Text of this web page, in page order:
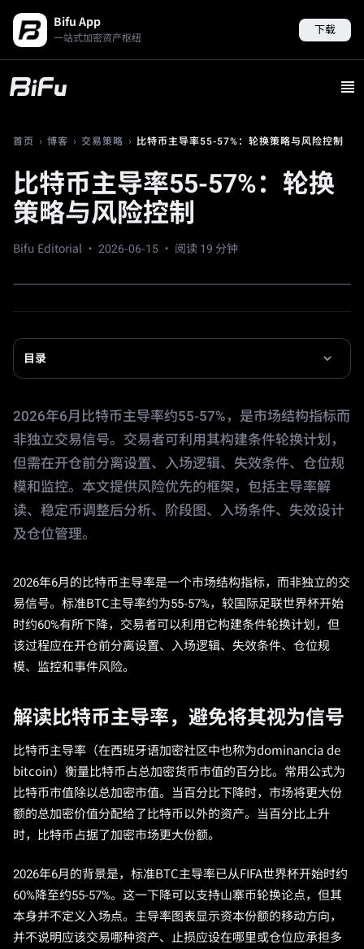
Bifu App
一站式加密资产枢纽
下载
首页 › 博客 › 交易策略 › 比特币主导率55-57%：轮换策略与风险控制
比特币主导率55-57%：轮换
策略与风险控制
Bifu Editorial · 2026-06-15 · 阅读 19 分钟
目录
2026年6月比特币主导率约55-57%，是市场结构指标而
非独立交易信号。交易者可利用其构建条件轮换计划，
但需在开仓前分离设置、入场逻辑、失效条件、仓位规
模和监控。本文提供风险优先的框架，包括主导率解
读、稳定币调整后分析、阶段图、入场条件、失效设计
及仓位管理。
2026年6月的比特币主导率是一个市场结构指标，而非独立的交
易信号。标准BTC主导率约为55-57%，较国际足联世界杯开始
时约60%有所下降，交易者可以利用它构建条件轮换计划，但
该过程应在开仓前分离设置、入场逻辑、失效条件、仓位规
模、监控和事件风险。
解读比特币主导率，避免将其视为信号
比特币主导率（在西班牙语加密社区中也称为dominancia de
bitcoin）衡量比特币占总加密货币市值的百分比。常用公式为
比特币市值除以总加密市值。当百分比下降时，市场将更大份
额的总加密价值分配给了比特币以外的资产。当百分比上升
时，比特币占据了加密市场更大份额。
2026年6月的背景是，标准BTC主导率已从FIFA世界杯开始时约
60%降至约55-57%。这一下降可以支持山寨币轮换论点，但其
本身并不定义入场点。主导率图表显示资本份额的移动方向，
并不说明应该交易哪种资产、止损应设在哪里或仓位应承担多